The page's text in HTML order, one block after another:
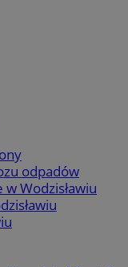
odpadów
Wodzisławiu